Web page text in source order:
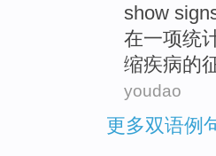
show
在一项统
缩疾病的
youdao
更多双语例